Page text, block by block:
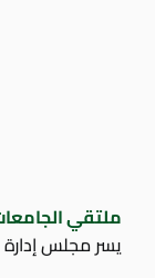
ملتقي
يسر مجلس إدارة